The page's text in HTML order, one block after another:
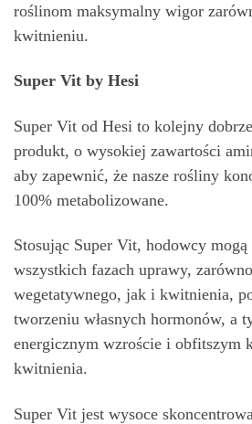
roślinom maksymalny wigor
kwitnieniu.
Super Vit by Hesi
Super Vit od Hesi to kolejny
produkt, o wysokiej zawartości
aby zapewnić, że nasze rośliny
100% metabolizowane.
Stosując Super Vit, hodowcy
wszystkich fazach uprawy,
wegetatywnego, jak i kwitnienia,
tworzeniu własnych hormonów, a
energicznym wzroście i obfitszym
kwitnienia.
Super Vit jest wysoce